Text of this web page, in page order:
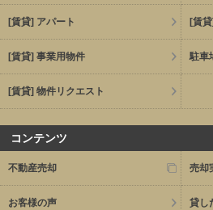
[賃貸] アパート [賃
[賃貸] 事業用物件 駐車
[賃貸] 物件リクエスト
コンテンツ
不動産売却 売却
お客様の声 貸し